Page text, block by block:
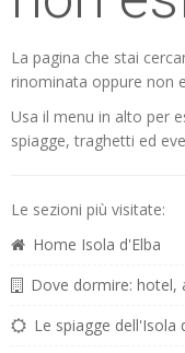
La pagina che stai
rinominata oppure non
Usa il menu in alto per
spiagge, traghetti ed
Le sezioni più visitate:
Home Isola d'Elba
Dove dormire: hotel,
Le spiagge dell'Isola